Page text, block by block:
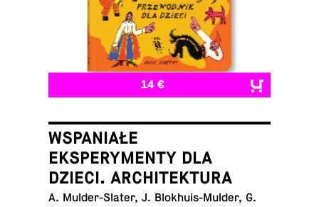
14 €
WSPANIAŁE
EKSPERYMENTY DLA
DZIECI. ARCHITEKTURA
A. Mul­der-Slater, J. Blokhuis-Mul­der, G.